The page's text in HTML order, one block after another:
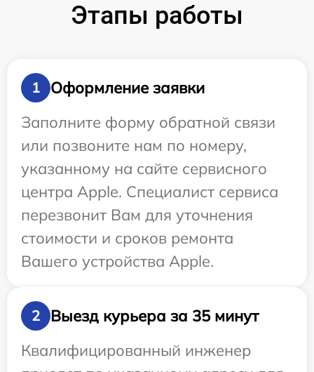
Этапы работы
1
Оформление заявки
Заполните форму обратной связи
или позвоните нам по номеру,
указанному на сайте сервисного
центра Apple. Специалист сервиса
перезвонит Вам для уточнения
стоимости и сроков ремонта
Вашего устройства Apple.
2
Выезд курьера за 35 минут
Квалифицированный инженер